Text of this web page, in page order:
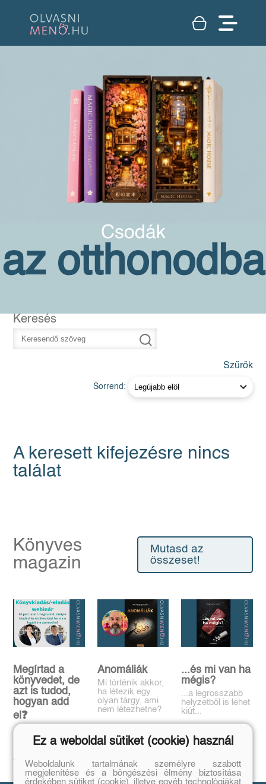
Csodák
az otthonodba
Keresés
Szűrők
Sorrend:
A keresett kifejezésre nincs
találat
Könyves
magazin
Mutasd az
összeset!
Megírtad a
könyvedet, de
azt is tudod,
hogyan add
el❓️
Időpont: június
16., 18:00-19:00
Tovább
Anomáliák
Mi történik akkor,
ha létezik egy
olyan tárgy, ami
nem létezhetne?
...és mi van ha
mégis?
...a legrosszabb
helyzetből is lehet
kiút...
Ez a weboldal sütiket (cookie) használ
Weboldalunk tartalmának személyre szabott
megjelenítése és a böngészési élmény biztosítása
érdekében sütiket (cookie), illetve egyéb technológiákat